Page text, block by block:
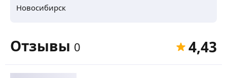
Новосибирск
Отзывы 0 4,43